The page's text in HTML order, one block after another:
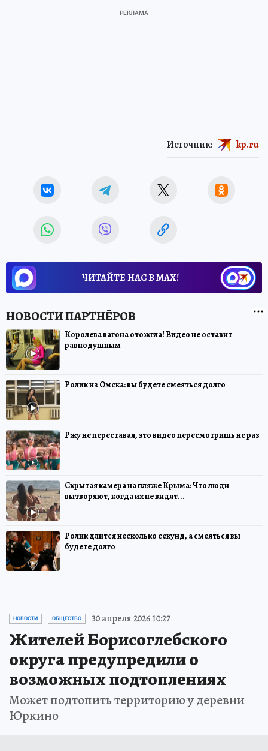
Источник: kp.ru
ЧИТАЙТЕ НАС В МАХ!
Королева вагона отожгла! Видео не оставит
равнодушным
Ролик из Омска: вы будете смеяться долго
Ржу не переставая, это видео пересмотришь не раз
Скрытая камера на пляже Крыма: Что люди
вытворяют, когда их не видят...
Ролик длится несколько секунд, а смеяться вы
будете долго
НОВОСТИ ОБЩЕСТВО 30 апреля 2026 10:27
Жителей Борисоглебского
округа предупредили о
возможных подтоплениях
Может подтопить территорию у деревни
Юркино